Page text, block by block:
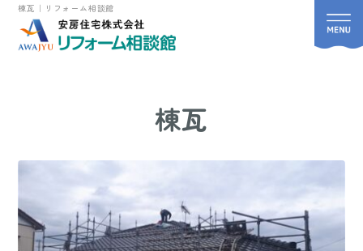
棟瓦｜リフォーム相談館
棟瓦